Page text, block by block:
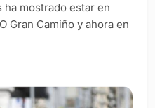
mostrado estar en
Gran Camiño y ahora en